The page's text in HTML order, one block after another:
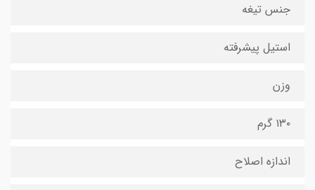
جنس تیغه
استیل پیشرفته
وزن
۱۳۰ گرم
اندازه اصلاح